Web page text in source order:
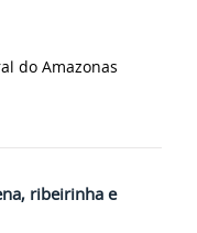
do Amazonas
ribeirinha e